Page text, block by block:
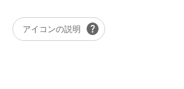
アイコンの説明 help